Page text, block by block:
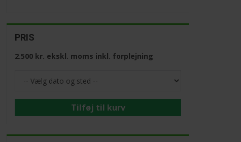
PRIS
2.500 kr. ekskl. moms inkl. forplejning
Tilføj til kurv